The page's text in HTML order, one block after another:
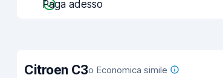
Paga adesso
Citroen C3o Economica simile